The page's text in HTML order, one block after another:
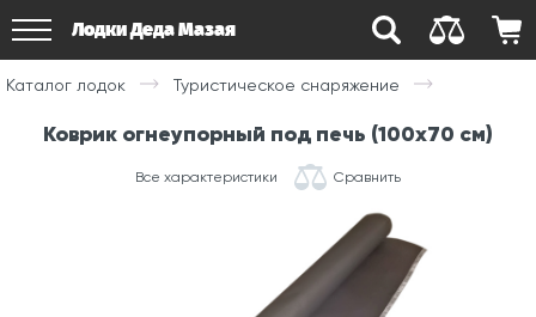
Лодки Деда Мазая
Каталог лодок Туристическое снаряжение
Коврик огнеупорный под печь (100х70 см)
Все характеристики Сравнить